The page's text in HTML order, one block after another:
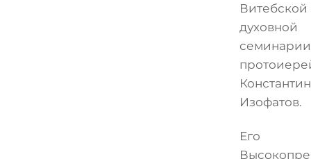
Витебской
духовной
семинарии
Константин
Изофатов.
Его